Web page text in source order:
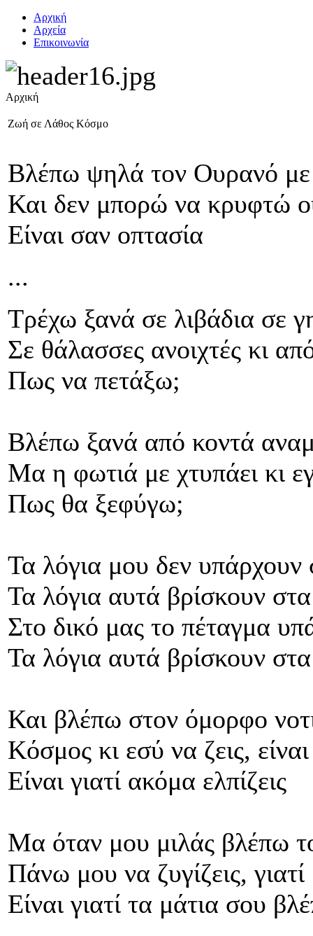
Αρχική
Αρχεία
Επικοινωνία
Αρχική
Ζωή σε Λάθος Κόσμο
Βλέπω ψηλά τον Ουρανό με
Και δεν μπορώ να κρυφτώ
Είναι σαν οπτασία
...
Τρέχω ξανά σε λιβάδια σε
Σε θάλασσες ανοιχτές κι
Πως να πετάξω;
Βλέπω ξανά από κοντά
Μα η φωτιά με χτυπάει κι
Πως θα ξεφύγω;
Τα λόγια μου δεν υπάρχουν
Τα λόγια αυτά βρίσκουν
Στο δικό μας το πέταγμα
Τα λόγια αυτά βρίσκουν
Και βλέπω στον όμορφο
Κόσμος κι εσύ να ζεις, είναι
Είναι γιατί ακόμα ελπίζεις
Μα όταν μου μιλάς βλέπω
Πάνω μου να ζυγίζεις, γιατί
Είναι γιατί τα μάτια σου